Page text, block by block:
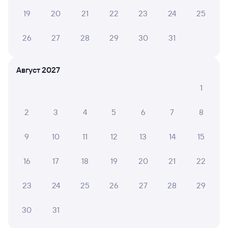
19 20 21 22 23 24 25
26 27 28 29 30 31
Август 2027
1
2 3 4 5 6 7 8
9 10 11 12 13 14 15
16 17 18 19 20 21 22
23 24 25 26 27 28 29
30 31